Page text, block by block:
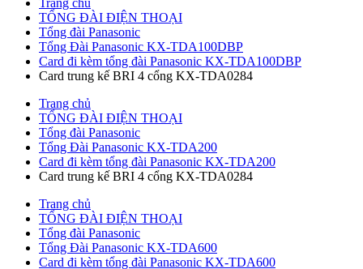
TỔNG ĐÀI ĐIỆN THOẠI
Tổng đài Panasonic
Tổng Đài Panasonic KX-TDA100DBP
Card đi kèm tổng đài Panasonic KX-TDA100DBP
Card trung kế BRI 4 cổng KX-TDA0284
Trang chủ
TỔNG ĐÀI ĐIỆN THOẠI
Tổng đài Panasonic
Tổng Đài Panasonic KX-TDA200
Card đi kèm tổng đài Panasonic KX-TDA200
Card trung kế BRI 4 cổng KX-TDA0284
Trang chủ
TỔNG ĐÀI ĐIỆN THOẠI
Tổng đài Panasonic
Tổng Đài Panasonic KX-TDA600
Card đi kèm tổng đài Panasonic KX-TDA600